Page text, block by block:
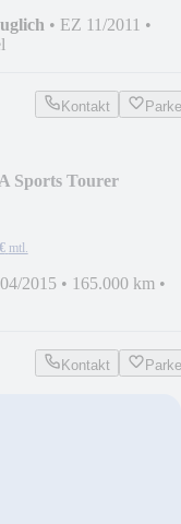
• EZ 11/2011 •
Kontakt
Sports Tourer
mtl.
2015 • 165.000 km •
Kontakt